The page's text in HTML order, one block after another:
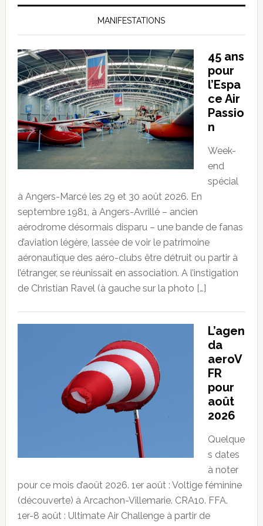
MANIFESTATIONS
45 ans
pour
l’Espa
ce Air
Passio
n
Week-
end
spécial
à Angers-Marcé les 29 et 30 août 2026. En
septembre 1981, à Angers-Avrillé – ancien
aérodrome désormais disparu – une bande de fanas
d’aviation légère, lassée de voir le patrimoine
aéronautique des aéro-clubs être détruit ou partir à
l’étranger, se réunissait en association. A l’instigation
de Christian Ravel (à gauche sur la photo […]
L’agen
da
aeroV
FR
pour
août
2026
Quelque
s dates
à noter
pour ce mois d’août 2026. 1er août : Voltige féminine
(découverte) à Arcachon-Villemarie. CRA10. FFA.
1er-8 août : Ultimate Air Challenge à partir de